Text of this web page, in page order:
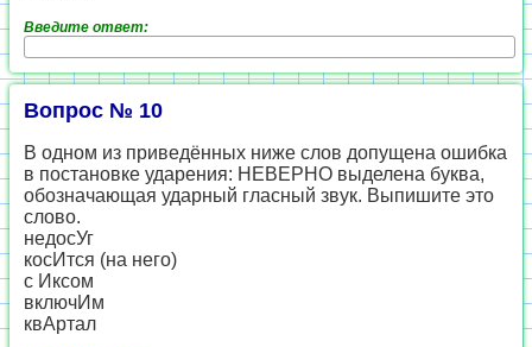
Введите ответ:
Вопрос № 10
В одном из приведённых ниже слов допущена ошибка
в постановке ударения: НЕВЕРНО выделена буква,
обозначающая ударный гласный звук. Выпишите это
слово.
недосУг
косИтся (на него)
с Иксом
включИм
квАртал